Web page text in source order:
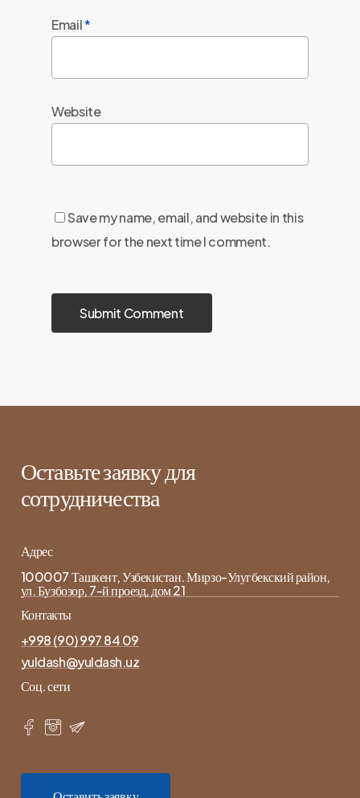
Email*
Website
Save my name, email, and website in this
browser for the next time I comment.
Оставьте заявку для
сотрудничества
Адрес
100007 Ташкент, Узбекистан. Мирзо-Улугбекский район,
ул. Бузбозор, 7-й проезд, дом 21
Контакты
+998 (90) 997 84 09
yuldash@yuldash.uz
Соц. сети